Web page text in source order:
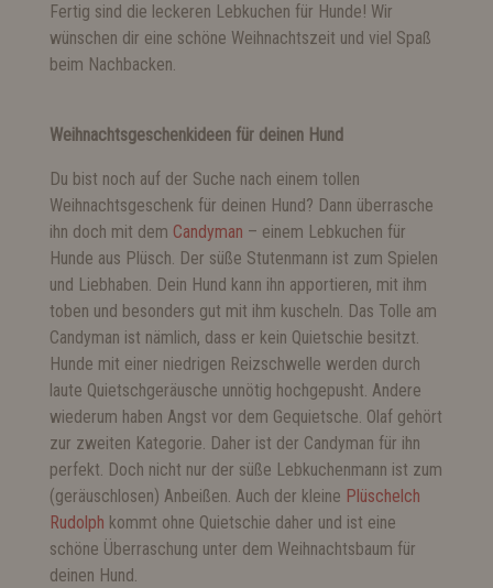
Fertig sind die leckeren Lebkuchen für Hunde! Wir
wünschen dir eine schöne Weihnachtszeit und viel Spaß
beim Nachbacken.
Weihnachtsgeschenkideen für deinen Hund
Du bist noch auf der Suche nach einem tollen
Weihnachtsgeschenk für deinen Hund? Dann überrasche
ihn doch mit dem Candyman – einem Lebkuchen für
Hunde aus Plüsch. Der süße Stutenmann ist zum Spielen
und Liebhaben. Dein Hund kann ihn apportieren, mit ihm
toben und besonders gut mit ihm kuscheln. Das Tolle am
Candyman ist nämlich, dass er kein Quietschie besitzt.
Hunde mit einer niedrigen Reizschwelle werden durch
laute Quietschgeräusche unnötig hochgepusht. Andere
wiederum haben Angst vor dem Gequietsche. Olaf gehört
zur zweiten Kategorie. Daher ist der Candyman für ihn
perfekt. Doch nicht nur der süße Lebkuchenmann ist zum
(geräuschlosen) Anbeißen. Auch der kleine Plüschelch
Rudolph kommt ohne Quietschie daher und ist eine
schöne Überraschung unter dem Weihnachtsbaum für
deinen Hund.